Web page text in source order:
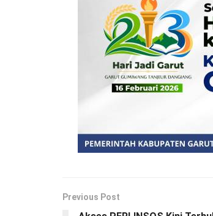
Previous Post